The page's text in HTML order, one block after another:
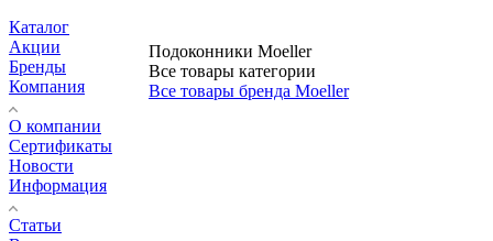
Подоконники Moeller
Все товары категории
Все товары бренда Moeller
Каталог
Акции
Бренды
Компания
О компании
Сертификаты
Новости
Информация
Статьи